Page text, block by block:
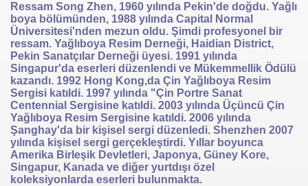
Ressam Song Zhen, 1960 yılında Pekin'de doğdu. Yağlı
boya bölümünden, 1988 yılında Capital Normal
Üniversitesi'nden mezun oldu. Şimdi profesyonel bir
ressam. Yağlıboya Resim Derneği, Haidian District,
Pekin Sanatçılar Derneği üyesi. 1991 yılında
Singapur'da eserleri düzenlendi ve Mükemmellik Ödülü
kazandı. 1992 Hong Kong,da Çin Yağlıboya Resim
Sergisi katıldi. 1997 yılında "Çin Portre Sanat
Centennial Sergisine katıldi. 2003 yılında Üçüncü Çin
Yağlıboya Resim Sergisine katıldi. 2006 yılında
Şanghay'da bir kişisel sergi düzenledi. Shenzhen 2007
yılında kişisel sergi gerçekleştirdi. Yıllar boyunca
Amerika Birleşik Devletleri, Japonya, Güney Kore,
Singapur, Kanada ve diğer yurtdışı özel
koleksiyonlarda eserleri bulunmakta.